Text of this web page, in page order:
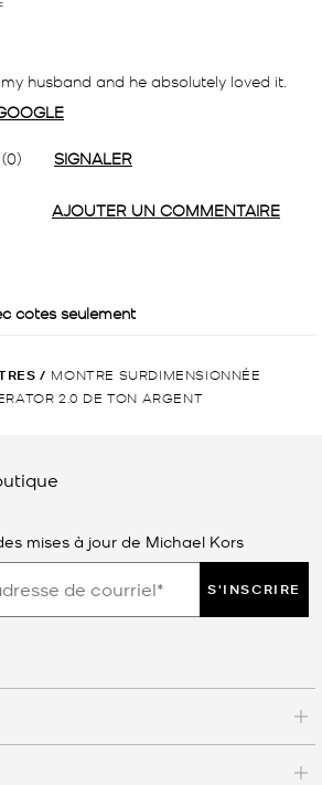
/ MONTRE SURDIMENSIONNÉE
2.0 DE TON ARGENT
mises à jour de Michael Kors
S'INSCRIRE